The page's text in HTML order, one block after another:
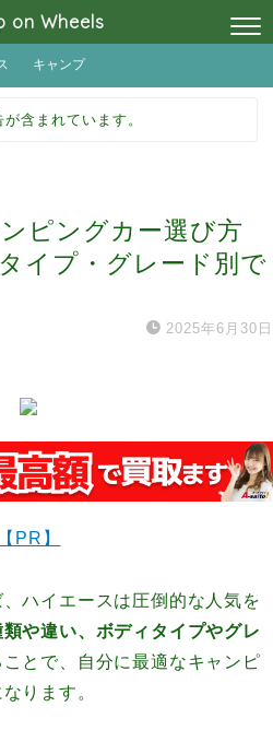
on Wheels
キャンプ
含まれています。
ピングカー選び方
イプ・グレード別で
2025年6月30日
【PR】
ハイエースは圧倒的な人気を
や違い、ボディタイプやグレ
ことで、自分に最適なキャンピ
ります。